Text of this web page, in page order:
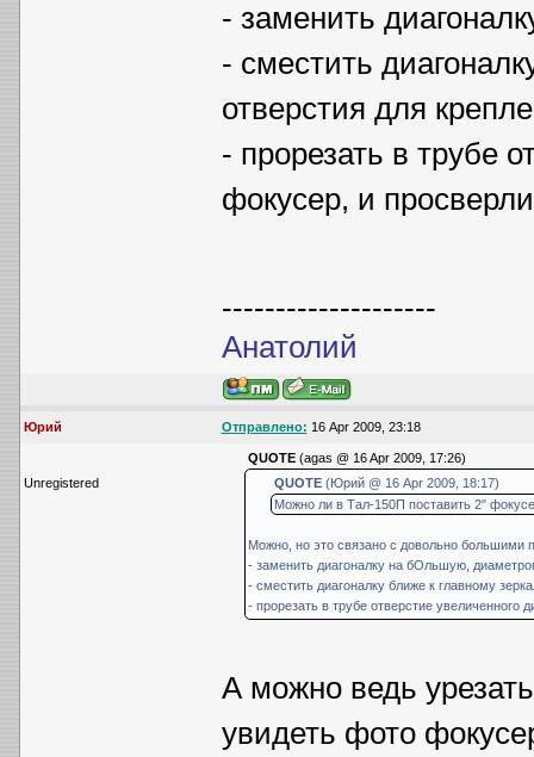
- заменить
- сместить
отверстия для
- прорезать в трубе
фокусер, и
--------------------
Анатолий
Юрий Отправлено: 16 Apr 2009, 23:18
Unregistered
QUOTE (agas @ 16 Apr 2009, 17:26)
QUOTE(Юрий @ 16 Apr 2009, 18:17)
Можно ли в Тал-150П поставить 2"
Можно, но это связано с довольно большими
- заменить диагоналку на бОльшую,
- сместить диагоналку ближе к главному
- прорезать в трубе отверстие увеличенного
А можно ведь
увидеть фото